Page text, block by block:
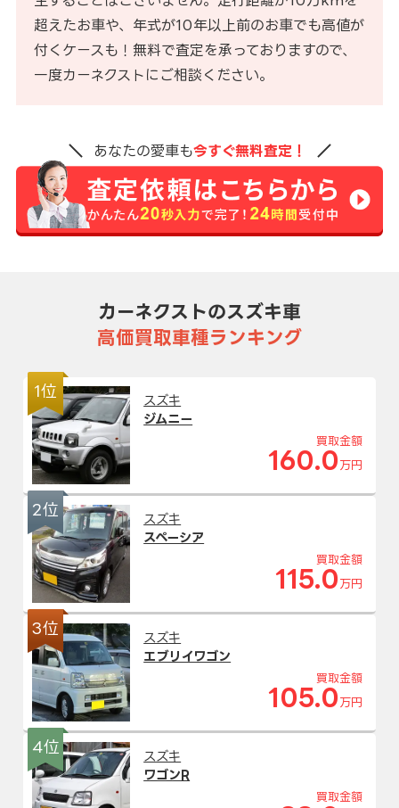
超えたお車や、年式が10年以上前のお車でも高値が
付くケースも！無料で査定を承っておりますので、
一度カーネクストにご相談ください。
あなたの愛車も今すぐ無料査定！
カーネクストのスズキ車
高価買取車種ランキング
1位
スズキ
ジムニー
買取金額
160.0 万円
2位
スズキ
スペーシア
買取金額
115.0 万円
3位
スズキ
エブリイワゴン
買取金額
105.0 万円
4位
スズキ
ワゴンR
買取金額